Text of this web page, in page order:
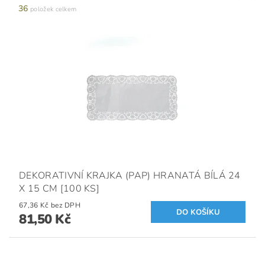
36 položek celkem
DEKORATIVNÍ KRAJKA (PAP) HRANATÁ BÍLÁ 24
X 15 CM [100 KS]
67,36 Kč bez DPH
81,50 Kč